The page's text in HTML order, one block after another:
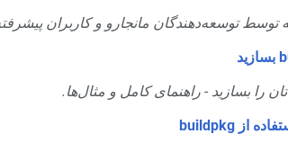
توسط توسعه‌دهندگان مانجارو و کاربران